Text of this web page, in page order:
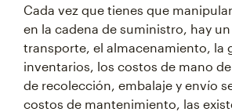
Cada vez que tienes que
en la cadena de suministro, hay
transporte, el almacenamiento, la
inventarios, los costos de mano
de recolección, embalaje y envío
costos de mantenimiento, las